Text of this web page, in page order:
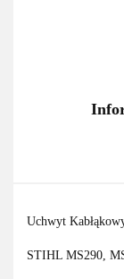
Uchwyt
STIHL MS290,